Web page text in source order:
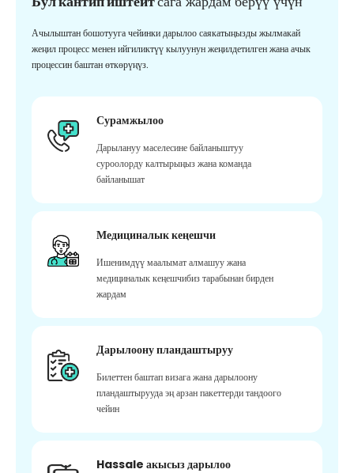
Ачылыштан бошотууга чейинки дарылоо саякатыңызды жылмакай
жеңил процесс менен ийгиликтүү кылуунун жеңилдетилген жана ачык
процессин баштан өткөрүңүз.
Сурамжылоо
Дарылануу маселесине байланыштуу
суроолорду калтырыңыз жана команда
байланышат
Медициналык кеңешчи
Ишенимдүү маалымат алмашуу жана
медициналык кеңешчибиз тарабынан бирден
жардам
Дарылоону пландаштыруу
Билеттен баштап визага жана дарылоону
пландаштырууда эң арзан пакеттерди тандоого
чейин
Hassale акысыз дарылоо